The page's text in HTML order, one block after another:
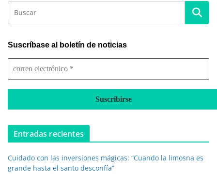
Suscríbase al boletín de noticias
c
t
Entradas recientes
Cuidado con las inversiones mágicas: “Cuando la limosna es
grande hasta el santo desconfía’’